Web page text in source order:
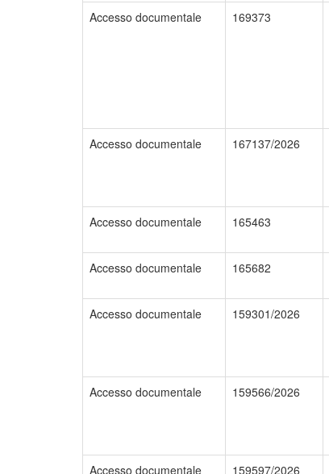
Accesso documentale 169373
Accesso documentale 167137/2026
Accesso documentale 165463
Accesso documentale 165682
Accesso documentale 159301/2026
Accesso documentale 159566/2026
Accesso documentale 159597/2026